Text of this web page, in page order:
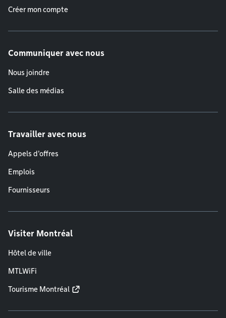
Créer mon compte
Communiquer avec nous
Nous joindre
Salle des médias
Travailler avec nous
Appels d'offres
Emplois
Fournisseurs
Visiter Montréal
Hôtel de ville
MTLWiFi
Tourisme Montréal